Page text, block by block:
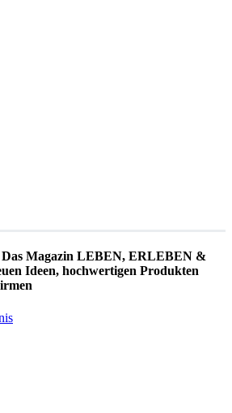
Magazin LEBEN, ERLEBEN &
Ideen, hochwertigen Produkten